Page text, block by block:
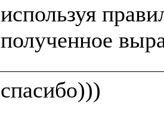
используя
полученное